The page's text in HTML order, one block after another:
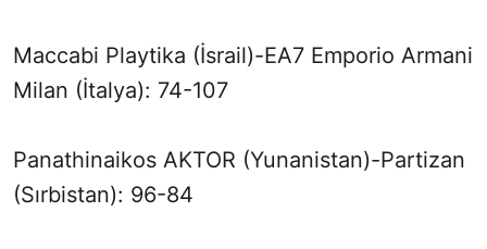
Maccabi Playtika (İsrail)-EA7 Emporio Armani
Milan (İtalya): 74-107
Panathinaikos AKTOR (Yunanistan)-Partizan
(Sırbistan): 96-84